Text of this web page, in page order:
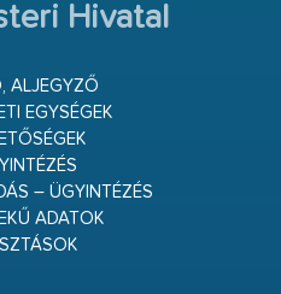
Hivatal
ALJEGYZŐ
EGYSÉGEK
– ÜGYINTÉZÉS
ADATOK